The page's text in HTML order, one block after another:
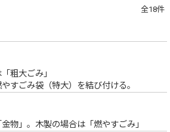
全18件
粗大ごみ」
すごみ袋（特大）を結び付ける。
物」。木製の場合は「燃やすごみ」